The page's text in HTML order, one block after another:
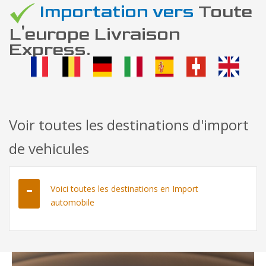
Importation vers Toute
L'europe Livraison
Express.
Voir toutes les destinations d'import
de vehicules
Voici toutes les destinations en Import
automobile